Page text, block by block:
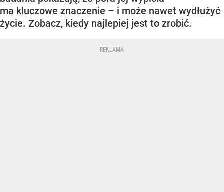
ma kluczowe znaczenie – i może nawet wydłużyć
życie. Zobacz, kiedy najlepiej jest to zrobić.